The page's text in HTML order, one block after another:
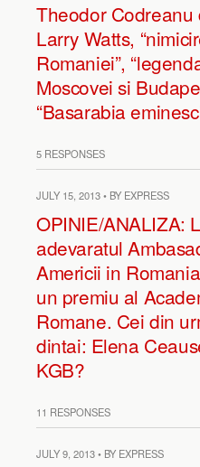
Theodor Codreanu
Larry Watts,
Romaniei”,
Moscovei si
“Basarabia
5 RESPONSES
JULY 15, 2013 • BY EXPRESS
OPINIE/ANALIZA:
adevaratul
Americii in
un premiu al
Romane. Cei din
dintai: Elena
KGB?
11 RESPONSES
JULY 9, 2013 • BY EXPRESS